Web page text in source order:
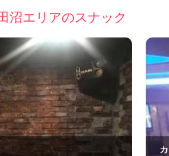
沼エリアのスナック